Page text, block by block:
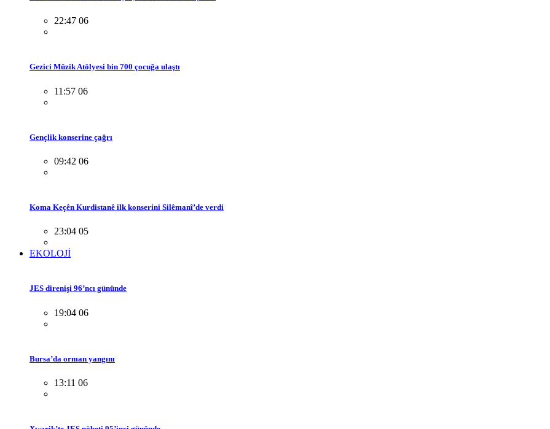
22:47 06
Gezici Müzik Atölyesi bin 700 çocuğa ulaştı
11:57 06
Gençlik konserine çağrı
09:42 06
Koma Keçên Kurdistanê ilk konserini Silêmanî’de verdi
23:04 05
EKOLOJİ
JES direnişi 96’ncı gününde
19:04 06
Bursa’da orman yangını
13:11 06